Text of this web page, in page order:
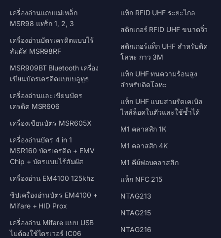
เครื่องอ่านแถบแม่เหล็ก
MSR98 แทร็ก 1, 2, 3
เครื่องอ่านบัตรเครดิตแบบไร้
สัมผัส MSR98RF
MSR909BT Bluetooth เครื่อง
เขียนบัตรเครดิตแบบบลูทูธ
เครื่องอ่านและเขียนบัตร
เครดิต MSR606
เครื่องเขียนบัตร MSR605X
เครื่องอ่านบัตร 4 in 1
MSR160 บัตรเครดิต + EMV
Chip + บัตรแบบไร้สัมผัส
เครื่องอ่าน EM4100 125khz
ชิปเครื่องอ่านบัตร EM4100 +
Mifare + HID Prox
เครื่องอ่าน Mifare แบบ USB
ไม่ต้องใช้ไดรเวอร์ IC06
แท็ก RFID UHF ระยะไกล
สติกเกอร์ RFID UHF ขนาดจิ๋ว
สติกเกอร์แท็ก UHF สำหรับติด
โลหะ กาว 3M
แท็ก UHF ทนความร้อนสูง
สำหรับติดโลหะ
แท็ก UHF แบบสายรัดเคเบิล
ไทล์ล็อคในตัวและใช้ซ้ำได้
M1 คลาสสิก 1K
M1 คลาสสิก 4K
M1 คีย์ฟอบคลาสสิก
แท็ก NFC 215
NTAG213
NTAG215
NTAG216